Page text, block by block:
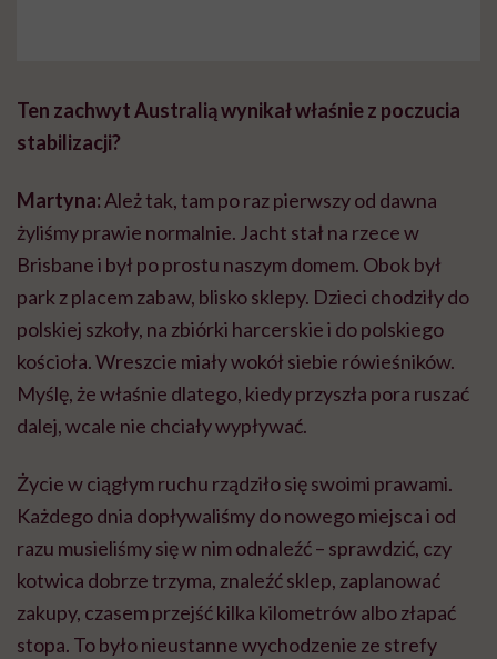
Ten zachwyt Australią wynikał właśnie z poczucia
stabilizacji?
Martyna:Ależ tak, tam po raz pierwszy od dawna
żyliśmy prawie normalnie. Jacht stał na rzece w
Brisbane i był po prostu naszym domem. Obok był
park z placem zabaw, blisko sklepy. Dzieci chodziły do
polskiej szkoły, na zbiórki harcerskie i do polskiego
kościoła. Wreszcie miały wokół siebie rówieśników.
Myślę, że właśnie dlatego, kiedy przyszła pora ruszać
dalej, wcale nie chciały wypływać.
Życie w ciągłym ruchu rządziło się swoimi prawami.
Każdego dnia dopływaliśmy do nowego miejsca i od
razu musieliśmy się w nim odnaleźć – sprawdzić, czy
kotwica dobrze trzyma, znaleźć sklep, zaplanować
zakupy, czasem przejść kilka kilometrów albo złapać
stopa. To było nieustanne wychodzenie ze strefy